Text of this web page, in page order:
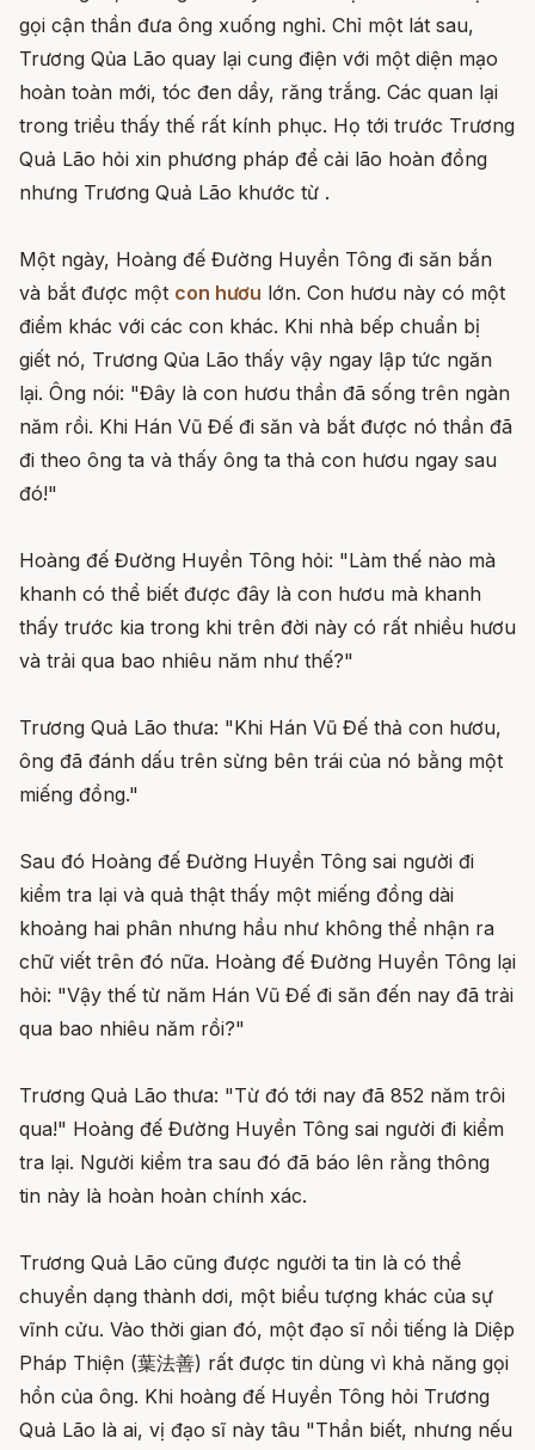
gọi cận thần đưa ông xuống nghỉ. Chỉ một lát sau,
Trương Qủa Lão quay lại cung điện với một diện mạo
hoàn toàn mới, tóc đen dầy, răng trắng. Các quan lại
trong triều thấy thế rất kính phục. Họ tới trước Trương
Quả Lão hỏi xin phương pháp để cải lão hoàn đồng
nhưng Trương Quả Lão khước từ .
Một ngày, Hoàng đế Đường Huyền Tông đi săn bắn
và bắt được một con hươu lớn. Con hươu này có một
điểm khác với các con khác. Khi nhà bếp chuẩn bị
giết nó, Trương Qủa Lão thấy vậy ngay lập tức ngăn
lại. Ông nói: "Đây là con hươu thần đã sống trên ngàn
năm rồi. Khi Hán Vũ Đế đi săn và bắt được nó thần đã
đi theo ông ta và thấy ông ta thả con hươu ngay sau
đó!"
Hoàng đế Đường Huyền Tông hỏi: "Làm thế nào mà
khanh có thể biết được đây là con hươu mà khanh
thấy trước kia trong khi trên đời này có rất nhiều hươu
và trải qua bao nhiêu năm như thế?"
Trương Quả Lão thưa: "Khi Hán Vũ Đế thả con hươu,
ông đã đánh dấu trên sừng bên trái của nó bằng một
miếng đồng."
Sau đó Hoàng đế Đường Huyền Tông sai người đi
kiểm tra lại và quả thật thấy một miếng đồng dài
khoảng hai phân nhưng hầu như không thể nhận ra
chữ viết trên đó nữa. Hoàng đế Đường Huyền Tông lại
hỏi: "Vậy thế từ năm Hán Vũ Đế đi săn đến nay đã trải
qua bao nhiêu năm rồi?"
Trương Quả Lão thưa: "Từ đó tới nay đã 852 năm trôi
qua!" Hoàng đế Đường Huyền Tông sai người đi kiểm
tra lại. Người kiểm tra sau đó đã báo lên rằng thông
tin này là hoàn hoàn chính xác.
Trương Quả Lão cũng được người ta tin là có thể
chuyển dạng thành dơi, một biểu tượng khác của sự
vĩnh cửu. Vào thời gian đó, một đạo sĩ nổi tiếng là Diệp
Pháp Thiện (葉法善) rất được tin dùng vì khả năng gọi
hồn của ông. Khi hoàng đế Huyền Tông hỏi Trương
Quả Lão là ai, vị đạo sĩ này tâu "Thần biết, nhưng nếu